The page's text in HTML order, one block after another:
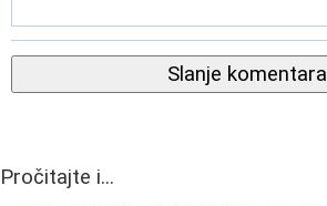
Slanje komentara
Pročitajte i...